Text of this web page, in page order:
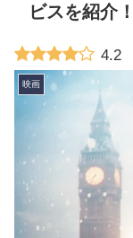
ビスを紹介！
4.2
映画